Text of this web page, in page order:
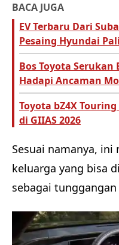
BACA JUGA
EV Terbaru Dari
Pesaing Hyundai
Bos Toyota Serukan
Hadapi Ancaman
Toyota bZ4X
di GIIAS 2026
Sesuai namanya, ini
keluarga yang bisa
sebagai